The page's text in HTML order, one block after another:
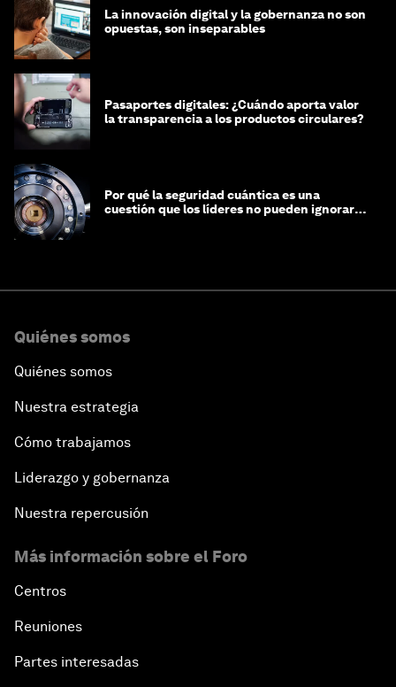
La innovación digital y la gobernanza no son
opuestas, son inseparables
Pasaportes digitales: ¿Cuándo aporta valor
la transparencia a los productos circulares?
Por qué la seguridad cuántica es una
cuestión que los líderes no pueden ignorar
Quiénes somos
Quiénes somos
Nuestra estrategia
Cómo trabajamos
Liderazgo y gobernanza
Nuestra repercusión
Más información sobre el Foro
Centros
Reuniones
Partes interesadas